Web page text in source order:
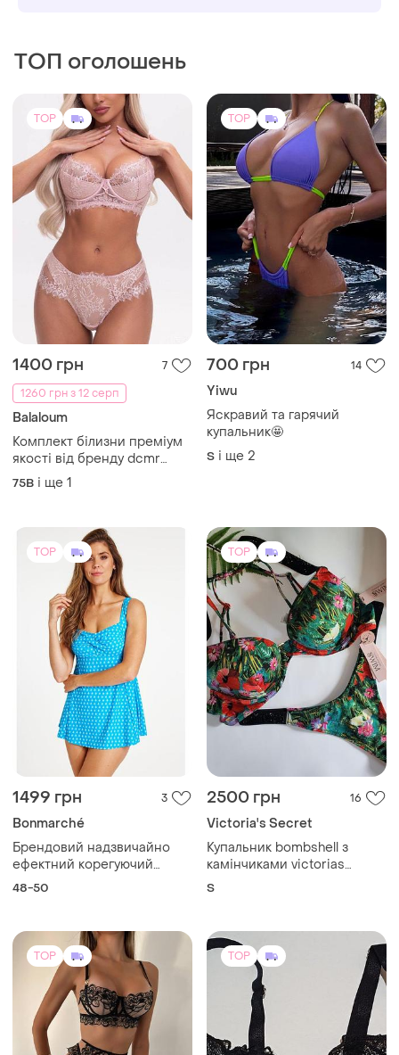
ТОП оголошень
TOP
1400 грн
7
1260 грн з 12 серп
Balaloum
Комплект білизни преміум
якості від бренду dcmr
balaloum
75B і ще 1
TOP
700 грн 14
Yiwu
Яскравий та гарячий
купальник🤩
S і ще 2
TOP
1499 грн 3
Bonmarché
Брендовий надзвичайно
ефектний корегуючий
купальник- сукня
48-50
TOP
2500 грн 16
Victoria's Secret
Купальник bombshell з
камінчиками victorias
secret вікторія сікрет
S
TOP TOP